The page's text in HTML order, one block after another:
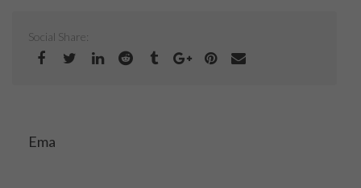
Top Saloane Infrumusetare Sector 6
Login
Social Share:
Ema